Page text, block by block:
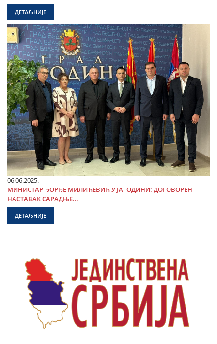
ДЕТАЉНИЈЕ
06.06.2025.
МИНИСТАР ЂОРЂЕ МИЛИЋЕВИЋ У ЈАГОДИНИ: ДОГОВОРЕН
НАСТАВАК САРАДЊЕ...
ДЕТАЉНИЈЕ